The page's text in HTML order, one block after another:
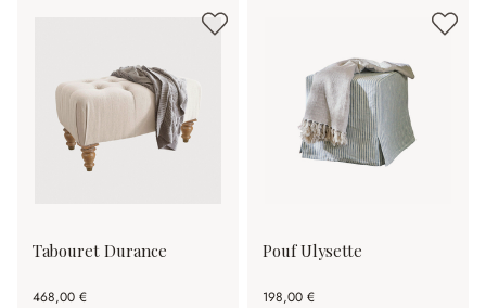
Tabouret Durance
468,00 €
Pouf Ulysette
198,00 €